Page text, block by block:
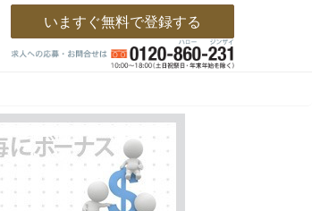
いますぐ無料で登録する